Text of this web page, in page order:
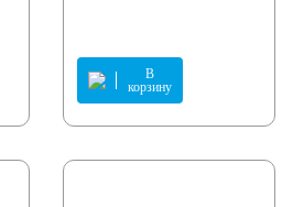
В
корзину